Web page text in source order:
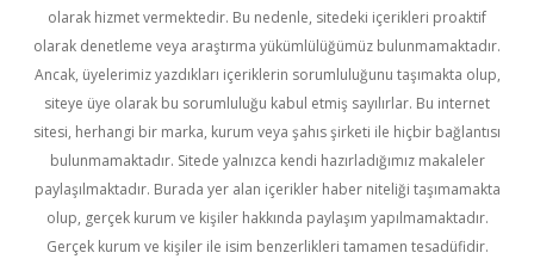
olarak hizmet vermektedir. Bu nedenle, sitedeki içerikleri proaktif
olarak denetleme veya araştırma yükümlülüğümüz bulunmamaktadır.
Ancak, üyelerimiz yazdıkları içeriklerin sorumluluğunu taşımakta olup,
siteye üye olarak bu sorumluluğu kabul etmiş sayılırlar. Bu internet
sitesi, herhangi bir marka, kurum veya şahıs şirketi ile hiçbir bağlantısı
bulunmamaktadır. Sitede yalnızca kendi hazırladığımız makaleler
paylaşılmaktadır. Burada yer alan içerikler haber niteliği taşımamakta
olup, gerçek kurum ve kişiler hakkında paylaşım yapılmamaktadır.
Gerçek kurum ve kişiler ile isim benzerlikleri tamamen tesadüfidir.